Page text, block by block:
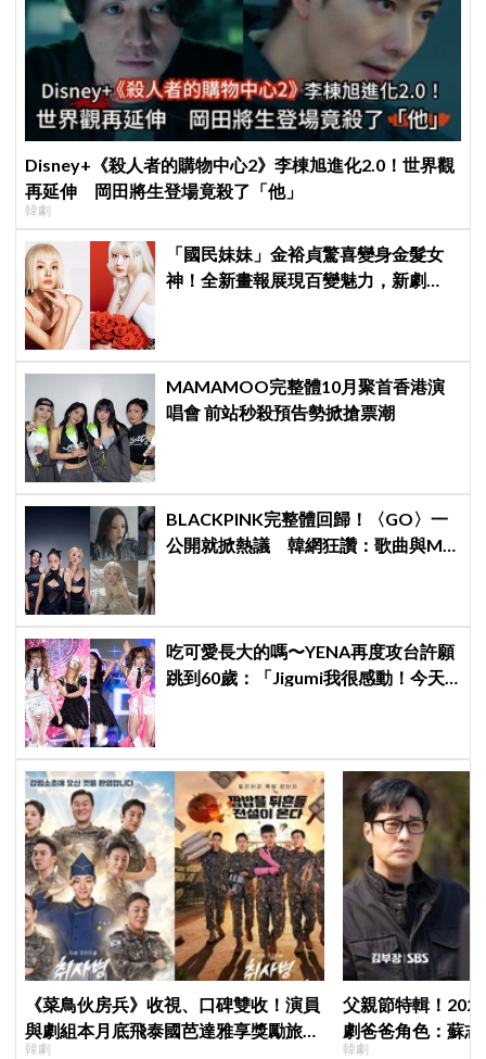
Disney+《殺人者的購物中心2》李棟旭進化2.0！世界觀
再延伸 岡田將生登場竟殺了「他」
韓劇
「國民妹妹」金裕貞驚喜變身金髮女
神！全新畫報展現百變魅力，新劇
MAMAMOO完整體10月聚首香港演
唱會 前站秒殺預告勢掀搶票潮
BLACKPINK完整體回歸！〈GO〉一
公開就掀熱議 韓網狂讚：歌曲與MV
吃可愛長大的嗎〜YENA再度攻台許願
跳到60歲：「Jigumi我很感動！今天
《菜鳥伙房兵》收視、口碑雙收！演員
與劇組本月底飛泰國芭達雅享獎勵旅
韓劇
父親節特輯！
劇爸爸角色：蘇
韓劇